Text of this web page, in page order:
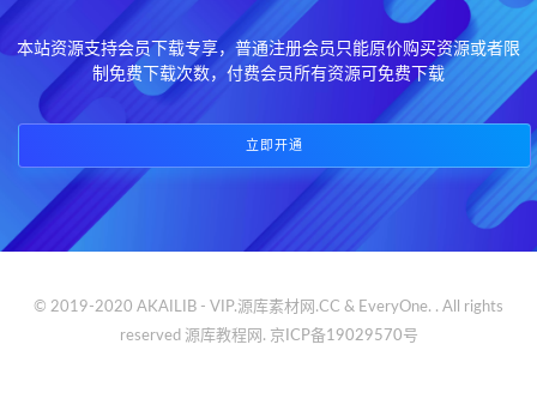
本站资源支持会员下载专享，普通注册会员只能原价购买资源或者限
制免费下载次数，付费会员所有资源可免费下载
立即开通
© 2019-2020 AKAILIB - VIP.源库素材网.CC & EveryOne. . All rights
reserved 源库教程网. 京ICP备19029570号